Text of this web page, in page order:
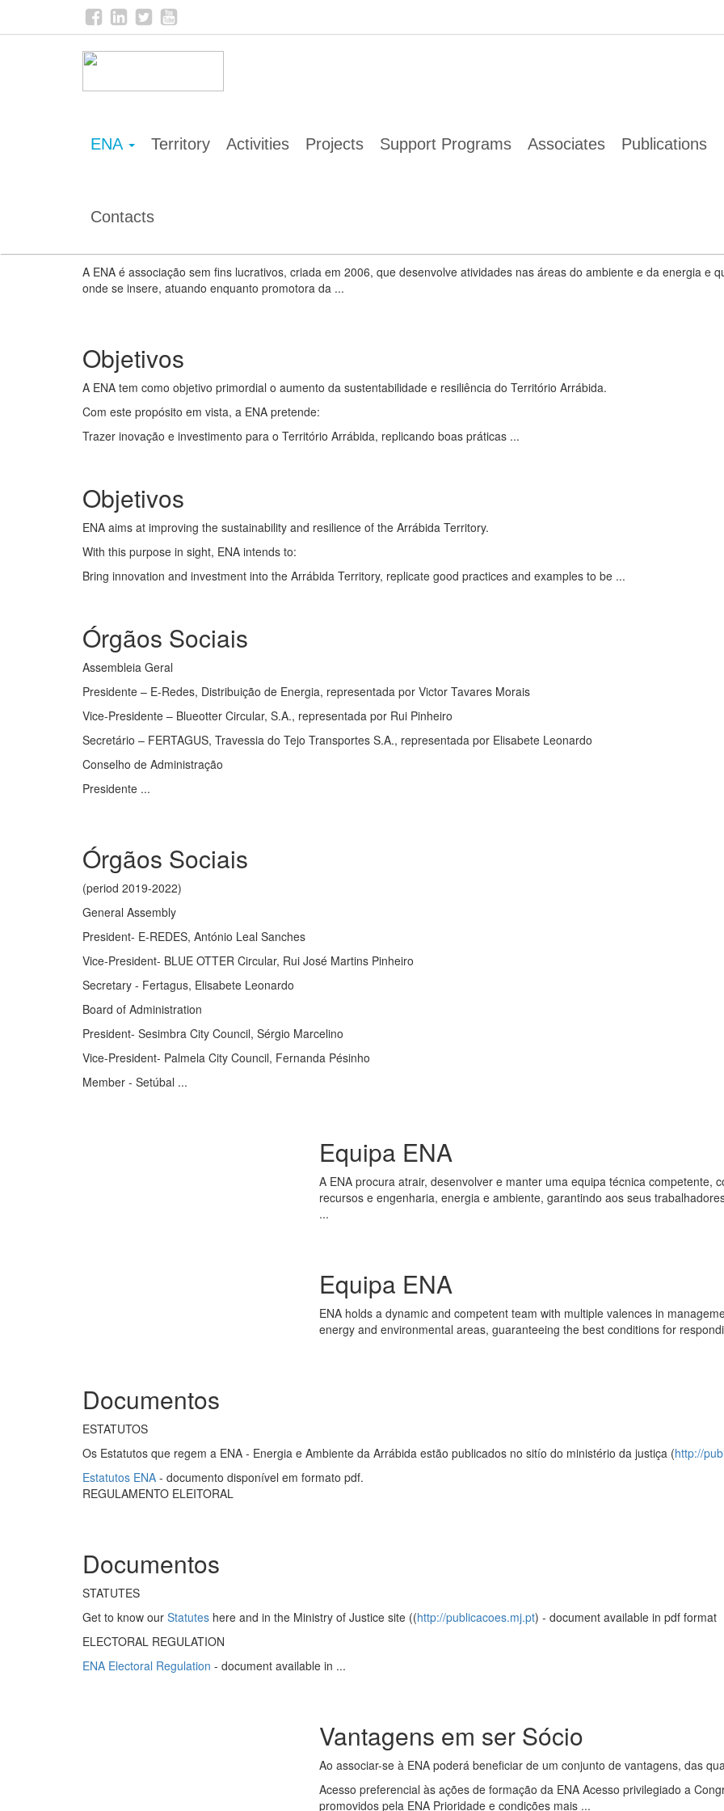
ENA Territory Activities Projects Support Programs Associates Publications
Contacts
Home
ENA is a private non-profit association, created in 2006, that encourages the extensive adoption of environment and energy
A ENA é associação sem fins lucrativos, criada em 2006, que desenvolve atividades nas áreas do ambiente e da energia e
onde se insere, atuando enquanto promotora da ...
Objetivos
A ENA tem como objetivo primordial o aumento da sustentabilidade e resiliência do Território Arrábida.
Com este propósito em vista, a ENA pretende:
Trazer inovação e investimento para o Território Arrábida, replicando boas práticas ...
Objetivos
ENA aims at improving the sustainability and resilience of the Arrábida Territory.
With this purpose in sight, ENA intends to:
Bring innovation and investment into the Arrábida Territory, replicate good practices and examples to be ...
Órgãos Sociais
Assembleia Geral
Presidente – E-Redes, Distribuição de Energia, representada por Victor Tavares Morais
Vice-Presidente – Blueotter Circular, S.A., representada por Rui Pinheiro
Secretário – FERTAGUS, Travessia do Tejo Transportes S.A., representada por Elisabete Leonardo
Conselho de Administração
Presidente ...
Órgãos Sociais
(period 2019-2022)
General Assembly
President- E-REDES, António Leal Sanches
Vice-President- BLUE OTTER Circular, Rui José Martins Pinheiro
Secretary - Fertagus, Elisabete Leonardo
Board of Administration
President- Sesimbra City Council, Sérgio Marcelino
Vice-President- Palmela City Council, Fernanda Pésinho
Member - Setúbal ...
Equipa ENA
A ENA procura atrair, desenvolver e manter uma equipa técnica competente,
recursos e engenharia, energia e ambiente, garantindo aos seus
...
Equipa ENA
ENA holds a dynamic and competent team with multiple valences in
energy and environmental areas, guaranteeing the best conditions for
Documentos
ESTATUTOS
Os Estatutos que regem a ENA - Energia e Ambiente da Arrábida estão publicados no sitío do ministério da justiça (http://
Estatutos ENA - documento disponível em formato pdf.
REGULAMENTO ELEITORAL
Documentos
STATUTES
Get to know our Statutes here and in the Ministry of Justice site ((http://publicacoes.mj.pt) - document available in pdf format
ELECTORAL REGULATION
ENA Electoral Regulation - document available in ...
Vantagens em ser Sócio
Ao associar-se à ENA poderá beneficiar de um conjunto de vantagens, das
Acesso preferencial às ações de formação da ENA Acesso privilegiado a
promovidos pela ENA Prioridade e condições mais ...